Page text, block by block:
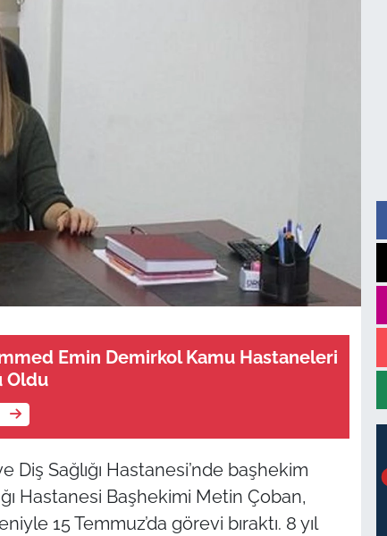
Emin Demirkol Kamu Hastaneleri
Oldu
Diş Sağlığı Hastanesi’nde başhekim
Hastanesi Başhekimi Metin Çoban,
15 Temmuz’da görevi bıraktı. 8 yıl